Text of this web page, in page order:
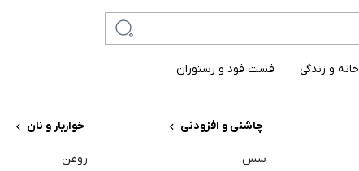
خانه و زندگی فست فود و رستوران
چاشنی و افزودنی
سس
خواربار و نان
روغن